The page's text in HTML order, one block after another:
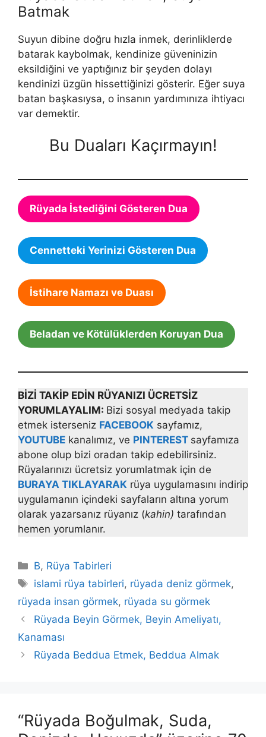
Batmak
Suyun dibine doğru hızla inmek, derinliklerde
batarak kaybolmak, kendinize güveninizin
eksildiğini ve yaptığınız bir şey­den dolayı
kendinizi üzgün hissettiğinizi gösterir. Eğer suya
batan başkasıysa, o insanın yardımınıza ihtiyacı
var demektir.
Bu Duaları Kaçırmayın!
Rüyada İstediğini Gösteren Dua
Cennetteki Yerinizi Gösteren Dua
İstihare Namazı ve Duası
Beladan ve Kötülüklerden Koruyan Dua
BİZİ TAKİP EDİN RÜYANIZI ÜCRETSİZ
YORUMLAYALIM: Bizi sosyal medyada takip
etmek isterseniz FACEBOOK sayfamız,
YOUTUBE kanalımız, ve PINTEREST sayfamıza
abone olup bizi oradan takip edebilirsiniz.
Rüyalarınızı ücretsiz yorumlatmak için de
BURAYA TIKLAYARAK rüya uygulamasını indirip
uygulamanın içindeki sayfaların altına yorum
olarak yazarsanız rüyanız (kahin) tarafından
hemen yorumlanır.
Kategoriler
B, Rüya Tabirleri
Etiketler
islami rüya tabirleri, rüyada deniz görmek,
rüyada insan görmek, rüyada su görmek
Rüyada Beyin Görmek, Beyin Ameliyatı,
Kanaması
Rüyada Beddua Etmek, Beddua Almak
“Rüyada Boğulmak, Suda,